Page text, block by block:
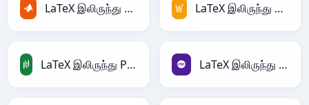
LaTeX இலிருந்து MATLAB LaTeX இலிருந்து MediaWiki
LaTeX இலிருந்து PandasDataFrame LaTeX இலிருந்து PHP